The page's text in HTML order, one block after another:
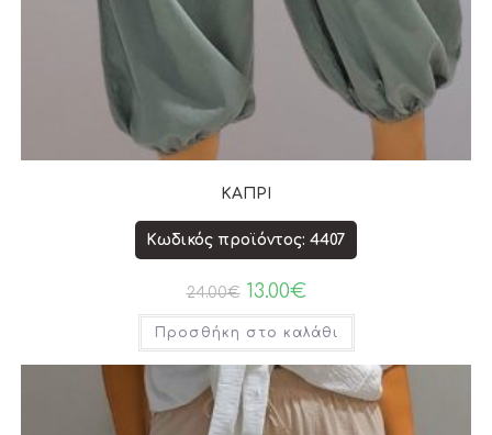
ΚΑΠΡΙ
Κωδικός προϊόντος: 4407
24.00€ 13.00€
Προσθήκη στο καλάθι